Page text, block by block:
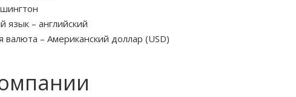
язык – английский
валюта – Американский доллар (USD)